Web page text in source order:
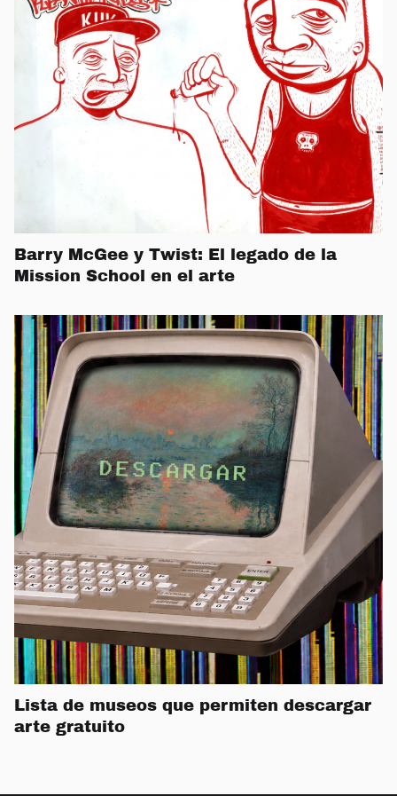
Barry McGee y Twist: El legado de la
Mission School en el arte
Lista de museos que permiten descargar
arte gratuito